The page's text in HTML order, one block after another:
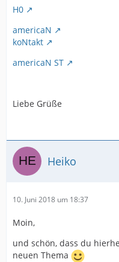
H0
americaN
koNtakt
americaN ST
Liebe Grüße
Heiko
10. Juni 2018 um 18:37
Moin,
und schön, dass du
neuen Thema